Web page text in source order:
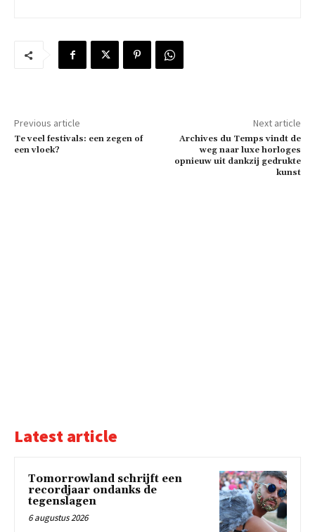
Previous article
Te veel festivals: een zegen of
een vloek?
Next article
Archives du Temps vindt de
weg naar luxe horloges
opnieuw uit dankzij gedrukte
kunst
Latest article
Tomorrowland schrijft een
recordjaar ondanks de
tegenslagen
6 augustus 2026